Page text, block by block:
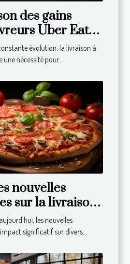
des gains
Uber Eats
pays
évolution, la livraison à
nécessité pour...
nouvelles
sur la livraison
les nouvelles
significatif sur divers...